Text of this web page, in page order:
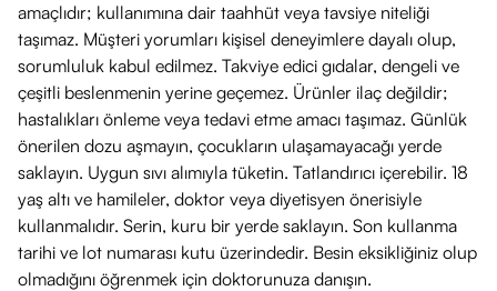
Lezzetli portakal aroması.
Taşıması kolay 24'lü avantaj paketi.
Fiyat
VitaminBox olarak %100 orijinal ürünleri uygun fiyatlara
sizlerle buluşturuyoruz. Sayfanın üst kısmına giderek ürünün
güncel fiyatını kolayca öğrenebilirsiniz. Sağlıklı günler dileriz.
amaçlıdır; kullanımına dair taahhüt veya tavsiye niteliği
taşımaz. Müşteri yorumları kişisel deneyimlere dayalı olup,
sorumluluk kabul edilmez. Takviye edici gıdalar, dengeli ve
çeşitli beslenmenin yerine geçemez. Ürünler ilaç değildir;
hastalıkları önleme veya tedavi etme amacı taşımaz. Günlük
önerilen dozu aşmayın, çocukların ulaşamayacağı yerde
saklayın. Uygun sıvı alımıyla tüketin. Tatlandırıcı içerebilir. 18
yaş altı ve hamileler, doktor veya diyetisyen önerisiyle
kullanmalıdır. Serin, kuru bir yerde saklayın. Son kullanma
tarihi ve lot numarası kutu üzerindedir. Besin eksikliğiniz olup
olmadığını öğrenmek için doktorunuza danışın.